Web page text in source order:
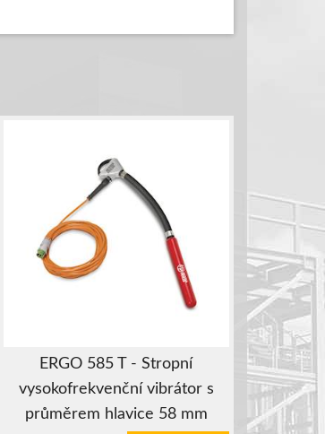
ERGO 585 T - Stropní
vysokofrekvenční vibrátor s
průměrem hlavice 58 mm